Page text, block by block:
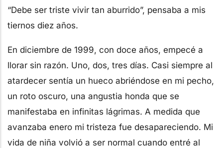
“Debe ser triste vivir tan aburrido”, pensaba a mis
tiernos diez años.
En diciembre de 1999, con doce años, empecé a
llorar sin razón. Uno, dos, tres días. Casi siempre al
atardecer sentía un hueco abriéndose en mi pecho,
un roto oscuro, una angustia honda que se
manifestaba en infinitas lágrimas. A medida que
avanzaba enero mi tristeza fue desapareciendo. Mi
vida de niña volvió a ser normal cuando entré al